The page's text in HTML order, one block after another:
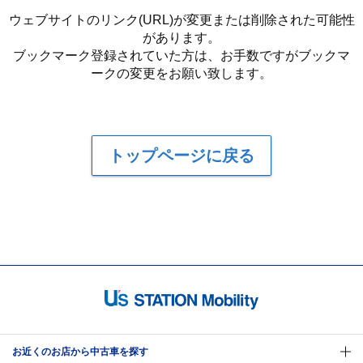
ウェブサイトのリンク(URL)が変更または削除された可能性
があります。
ブックマーク登録されていた方は、お手数ですがブックマ
ークの変更をお願い致します。
トップページに戻る
お近くのお店から中古車を探す